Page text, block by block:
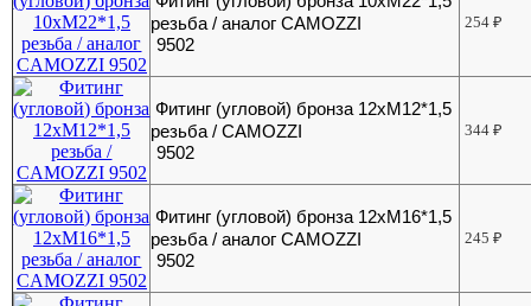
резьба / аналог CAMOZZI
9502
254₽
Фитинг (угловой) бронза 12хМ12*1,5
резьба / CAMOZZI
9502
344₽
Фитинг (угловой) бронза 12хМ16*1,5
резьба / аналог CAMOZZI
9502
245₽